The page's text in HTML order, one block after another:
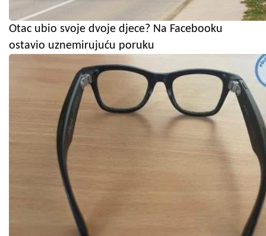
Otac ubio svoje dvoje djece? Na Facebooku
ostavio uznemirujuću poruku